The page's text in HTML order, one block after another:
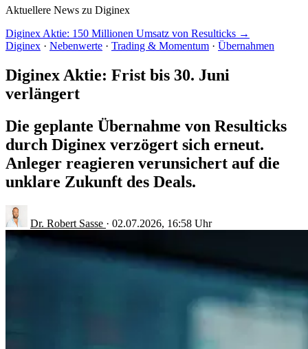
Aktuellere News zu Diginex
Diginex Aktie: 150 Millionen Umsatz von Resulticks →
Diginex · Nebenwerte · Trading & Momentum · Übernahmen
Diginex Aktie: Frist bis 30. Juni
verlängert
Die geplante Übernahme von Resulticks
durch Diginex verzögert sich erneut.
Anleger reagieren verunsichert auf die
unklare Zukunft des Deals.
Dr. Robert Sasse · 02.07.2026, 16:58 Uhr